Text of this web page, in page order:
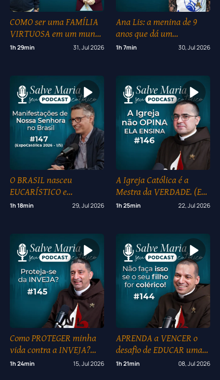
COMO ser uma FAMÍLIA
VIRTUOSA em um mundo
que ODEIA a FÉ? I
1h 29min 31, Jul 2026
Ana Lis: a menina de 9
anos que dá um
testemunho COMOVENTE
1h 7min 30, Jul 2026
O BRASIL nasceu
EUCARÍSTICO e
MARIANO I ExpoCatólica
1h 18min 29, Jul 2026
A Igreja Católica é a
Mestra da VERDADE. (E
nós vamos provar!) #146
1h 25min 22, Jul 2026
Como PROTEGER minha
vida contra a INVEJA?
#145
1h 24min 15, Jul 2026
APRENDA a VENCER o
desafio de EDUCAR uma
criança COLÉRICA! #144
1h 21min 08, Jul 2026